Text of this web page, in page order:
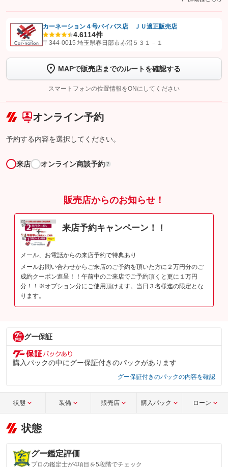
【STEP1】
認証画面でグーネットを友だち追加してから「許可する」ボタンを押
トーク画面で
ボタンをタップして問い合わせを
完了してください。
こちら
カーネーション４号バイパス店 ＪＵ適正販売店
4.6114件
〒344-0015 埼玉県春日部市赤沼５３１－１
MAPで販売店までのルートを確認する
スマートフォンの位置情報をONにしてください
オンライン予約
予約する内容を選択してください。
来店 オンライン商談予約 ?
販売店からのお知らせ！
来店予約キャンペーン！！
メール、お電話からの来店予約で特典あり
メールお問い合わせからご来店のご予約を頂いた方に２万円分のご
成約クーポン進呈！！午前中のご来店でご予約頂くと更に１万円
分！！※オプション分にご使用頂けます。当日３名様迄の限定とな
ります。
グー保証
購入パックの中にグー保証付きのパックがあります
グー保証付きのパックの内容を確認
状態 装備 販売店 購入パック ローン
状態
グー鑑定評価
プロの鑑定士が4項目を5段階でチェック